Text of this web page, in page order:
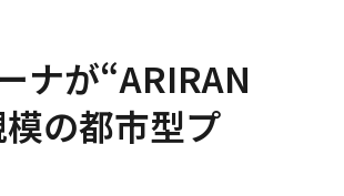
ナが“ARIRAN
の都市型プ